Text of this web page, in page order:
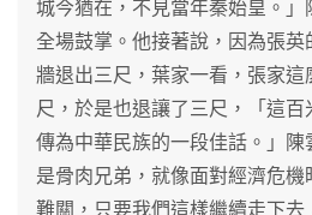
城今猶在，不見當年秦始皇。」
全場鼓掌。他接著說，因為張
牆退出三尺，葉家一看，張家
尺，於是也退讓了三尺，「這
傳為中華民族的一段佳話。」
是骨肉兄弟，就像面對經濟危
難關，只要我們這樣繼續走下